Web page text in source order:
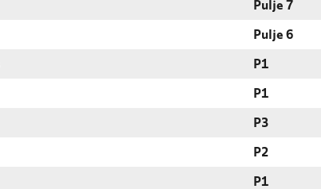
Pulje 7
Pulje 6
P1
P1
P3
P2
P1